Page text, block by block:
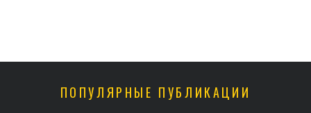
ПОПУЛЯРНЫЕ ПУБЛИКАЦИИ